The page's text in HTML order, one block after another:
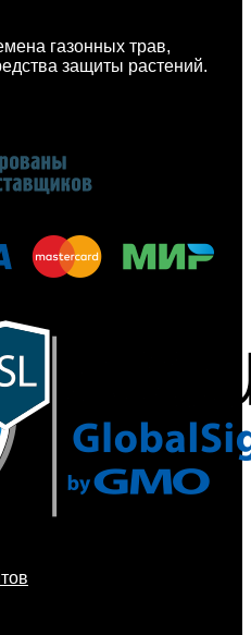
газонных трав,
защиты растений.